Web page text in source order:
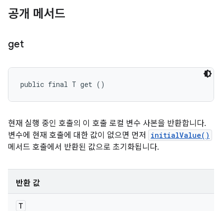
공개 메서드
get
public final T get ()
현재 실행 중인 호출의 이 호출 로컬 변수 사본을 반환합니다.
변수에 현재 호출에 대한 값이 없으면 먼저
initialValue()
메서드 호출에서 반환된 값으로 초기화됩니다.
반환 값
T